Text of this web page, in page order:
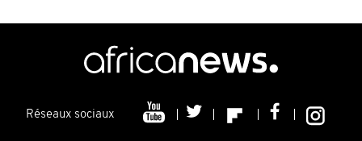
Réseaux sociaux